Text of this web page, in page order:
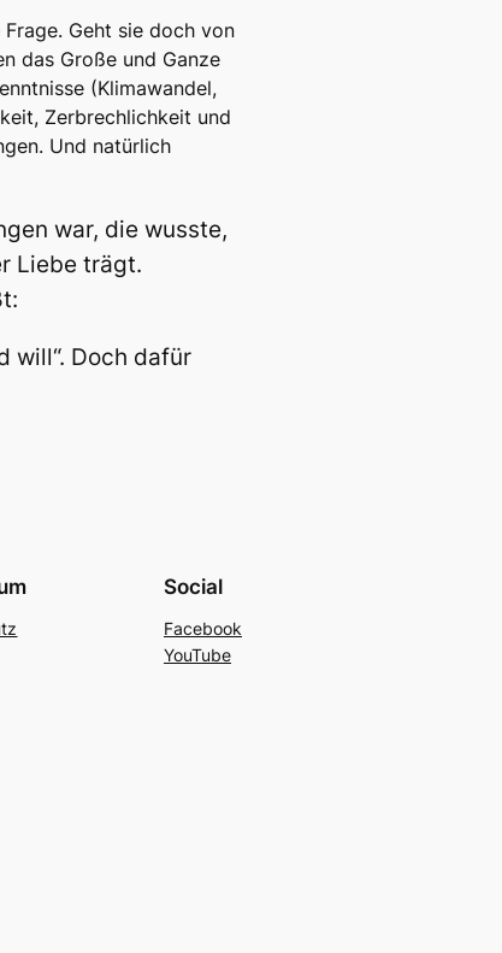
Geht sie doch von
das Große und Ganze
(Klimawandel,
Zerbrechlichkeit und
Und natürlich
war, die wusste,
Liebe trägt.
will“. Doch dafür
Social
Facebook
YouTube